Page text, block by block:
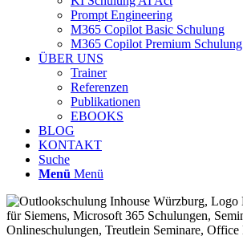
Prompt Engineering
M365 Copilot Basic Schulung
M365 Copilot Premium Schulung
ÜBER UNS
Trainer
Referenzen
Publikationen
EBOOKS
BLOG
KONTAKT
Suche
Menü Menü